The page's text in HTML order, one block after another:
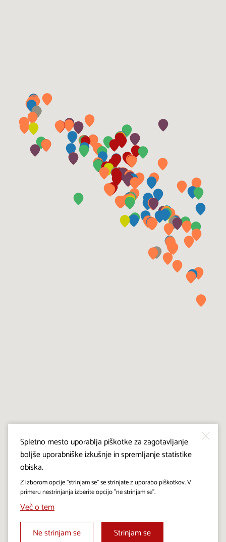
Spletno mesto uporablja piškotke za zagotavljanje
boljše uporabniške izkušnje in spremljanje statistike
obiska.
Z izborom opcije "strinjam se" se strinjate z uporabo piškotkov. V
primeru nestrinjanja izberite opcijo "ne strinjam se".
Več o tem
Ne strinjam se
Strinjam se